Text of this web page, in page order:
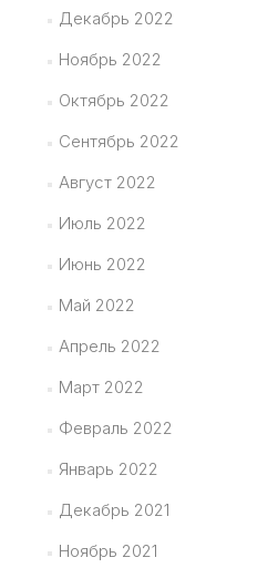
Декабрь 2022
Ноябрь 2022
Октябрь 2022
Сентябрь 2022
Август 2022
Июль 2022
Июнь 2022
Май 2022
Апрель 2022
Март 2022
Февраль 2022
Январь 2022
Декабрь 2021
Ноябрь 2021